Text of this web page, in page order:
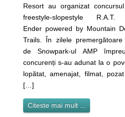
Resort au organizat
freestyle-slopestyle
Ender powered by Mountain
Trails. În zilele
de Snowpark-ul AMP
concurenți s-au adunat la o
lopătat, amenajat, filmat,
[…]
Citeste mai mult ...